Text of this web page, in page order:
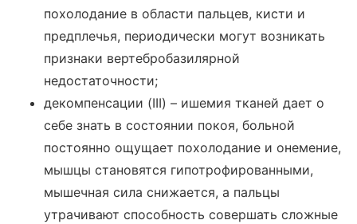
похолодание в области пальцев, кисти и
предплечья, периодически могут возникать
признаки вертебробазилярной
недостаточности;
декомпенсации (III) – ишемия тканей дает о
себе знать в состоянии покоя, больной
постоянно ощущает похолодание и онемение,
мышцы становятся гипотрофированными,
мышечная сила снижается, а пальцы
утрачивают способность совершать сложные